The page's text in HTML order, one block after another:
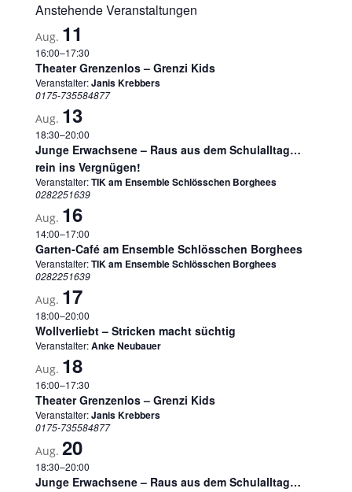
Anstehende Veranstaltungen
Aug. 11
16:00–17:30
Theater Grenzenlos – Grenzi Kids
Veranstalter:Janis Krebbers
0175-735584877
Aug. 13
18:30–20:00
Junge Erwachsene – Raus aus dem Schulalltag…
rein ins Vergnügen!
Veranstalter:TIK am Ensemble Schlösschen Borghees
0282251639
Aug. 16
14:00–17:00
Garten-Café am Ensemble Schlösschen Borghees
Veranstalter:TIK am Ensemble Schlösschen Borghees
0282251639
Aug. 17
18:00–20:00
Wollverliebt – Stricken macht süchtig
Veranstalter:Anke Neubauer
Aug. 18
16:00–17:30
Theater Grenzenlos – Grenzi Kids
Veranstalter:Janis Krebbers
0175-735584877
Aug. 20
18:30–20:00
Junge Erwachsene – Raus aus dem Schulalltag…